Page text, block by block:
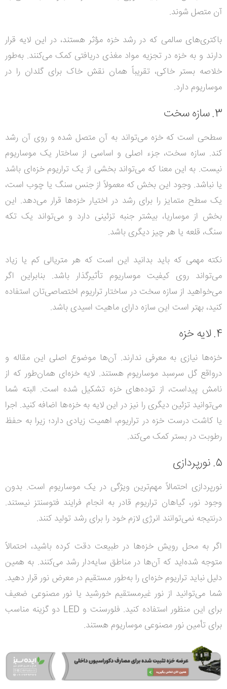
آن متصل شوند.
باکتری‌های سالمی که در رشد خزه مؤثر هستند، در این لایه قرار
دارند و به خزه در تجزیه مواد مغذی دریافتی کمک می‌کنند. به‌طور
خلاصه بستر خاکی، تقریباً همان نقش خاک برای گلدان را در
موساریوم دارد.
3. سازه سخت
سطحی است که خزه می‌تواند به آن متصل شده و روی آن رشد
کند. سازه سخت، جزء اصلی و اساسی از ساختار یک موساریوم
نیست. به این معنا که می‌تواند بخشی از یک تراریوم خزه‌ای باشد
یا نباشد. وجود این بخش که معمولاً از جنس سنگ یا چوب است،
یک سطح متمایز را برای رشد در اختیار خزه‌ها قرار می‌دهد. این
بخش از موساریا، بیشتر جنبه تزئینی دارد و می‌تواند یک تکه
سنگ، قلعه یا هر چیز دیگری باشد.
نکته مهمی که باید بدانید این است که هر متریالی کم یا زیاد
می‌تواند روی کیفیت موساریوم تأثیرگذار باشد. بنابراین اگر
می‌خواهید از سازه سخت در ساختار تراریوم اختصاصی‌تان استفاده
کنید، بهتر است این سازه دارای ماهیت اسیدی باشد.
4. لایه خزه
خزه‌ها نیازی به معرفی ندارند. آن‌ها موضوع اصلی این مقاله و
درواقع گل سرسبد موساریوم هستند. لایه خزه‌ای همان‌طور که از
نامش پیداست، از توده‌های خزه تشکیل شده است. البته شما
می‌توانید تزئین دیگری را نیز در این لایه به خزه‌ها اضافه کنید. اجرا
یا کاشت درست خزه در تراریوم، اهمیت زیادی دارد؛ زیرا به حفظ
رطوبت در بستر کمک می‌کند.
5. نورپردازی
نورپردازی احتمالاً مهم‌ترین ویژگی در یک موساریوم است. بدون
وجود نور، گیاهان تراریوم قادر به انجام فرایند فتوسنتز نیستند.
درنتیجه نمی‌توانند انرژی لازم خود را برای رشد تولید کنند.
اگر به محل رویش خزه‌ها در طبیعت دقت کرده باشید، احتمالاً
متوجه شده‌اید که آن‌ها در مناطق سایه‌دار رشد می‌کنند. به همین
دلیل نباید تراریوم خزه‌ای را به‌طور مستقیم در معرض نور قرار دهید.
شما می‌توانید از نور غیرمستقیم خورشید یا نور مصنوعی ضعیف
برای این منظور استفاده کنید. فلورسنت و LED دو گزینه مناسب
برای تأمین نور مصنوعی موساریوم هستند.